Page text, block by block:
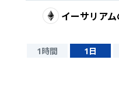
イーサリアム
1時間 1日